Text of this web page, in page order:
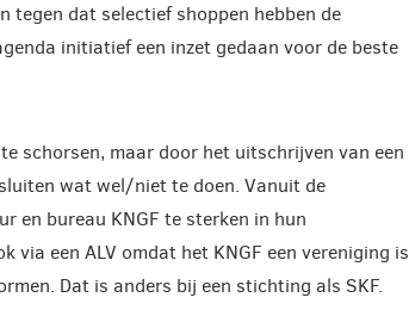
tegen dat selectief shoppen hebben de
initiatief een inzet gedaan voor de beste
schorsen, maar door het uitschrijven van een
wat wel/niet te doen. Vanuit de
en bureau KNGF te sterken in hun
via een ALV omdat het KNGF een vereniging is
Dat is anders bij een stichting als SKF.